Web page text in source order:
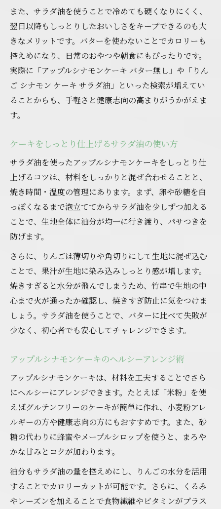
また、サラダ油を使うことで冷めても硬くなりにくく、
翌日以降もしっとりしたおいしさをキープできるのも大
きなメリットです。バターを使わないことでカロリーも
控えめになり、日常のおやつや朝食にもぴったりです。
実際に「アップルシナモンケーキ バター無し」や「りん
ご シナモン ケーキ サラダ油」といった検索が増えてい
ることからも、手軽さと健康志向の高まりがうかがえま
す。
ケーキをしっとり仕上げるサラダ油の使い方
サラダ油を使ったアップルシナモンケーキをしっとり仕
上げるコツは、材料をしっかりと混ぜ合わせることと、
焼き時間・温度の管理にあります。まず、卵や砂糖を白
っぽくなるまで泡立ててからサラダ油を少しずつ加える
ことで、生地全体に油分が均一に行き渡り、パサつきを
防げます。
さらに、りんごは薄切りや角切りにして生地に混ぜ込む
ことで、果汁が生地に染み込みしっとり感が増します。
焼きすぎると水分が飛んでしまうため、竹串で生地の中
心まで火が通ったか確認し、焼きすぎ防止に気をつけま
しょう。サラダ油を使うことで、バターに比べて失敗が
少なく、初心者でも安心してチャレンジできます。
アップルシナモンケーキのヘルシーアレンジ術
アップルシナモンケーキは、材料を工夫することでさら
にヘルシーにアレンジできます。たとえば「米粉」を使
えばグルテンフリーのケーキが簡単に作れ、小麦粉アレ
ルギーの方や健康志向の方にもおすすめです。また、砂
糖の代わりに蜂蜜やメープルシロップを使うと、まろや
かな甘みとコクが加わります。
油分もサラダ油の量を控えめにし、りんごの水分を活用
することでカロリーカットが可能です。さらに、くるみ
やレーズンを加えることで食物繊維やビタミンがプラス